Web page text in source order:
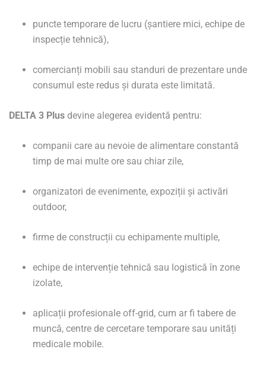
puncte temporare de lucru (șantiere mici, echipe de
inspecție tehnică),
comercianți mobili sau standuri de prezentare unde
consumul este redus și durata este limitată.
DELTA 3 Plus devine alegerea evidentă pentru:
companii care au nevoie de alimentare constantă
timp de mai multe ore sau chiar zile,
organizatori de evenimente, expoziții și activări
outdoor,
firme de construcții cu echipamente multiple,
echipe de intervenție tehnică sau logistică în zone
izolate,
aplicații profesionale off-grid, cum ar fi tabere de
muncă, centre de cercetare temporare sau unități
medicale mobile.